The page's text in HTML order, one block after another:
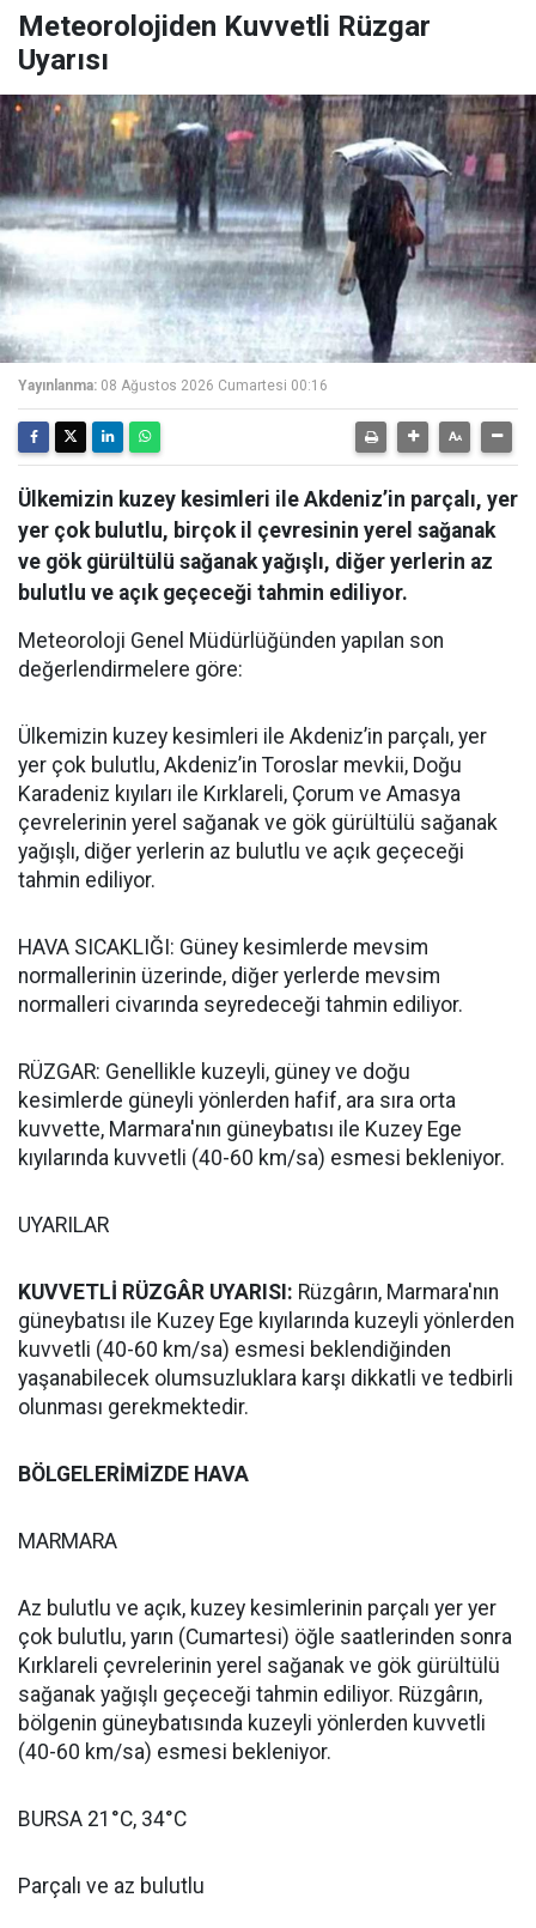
Meteorolojiden Kuvvetli Rüzgar
Uyarısı
Yayınlanma: 08 Ağustos 2026 Cumartesi 00:16
Ülkemizin kuzey kesimleri ile Akdeniz’in parçalı, yer
yer çok bulutlu, birçok il çevresinin yerel sağanak
ve gök gürültülü sağanak yağışlı, diğer yerlerin az
bulutlu ve açık geçeceği tahmin ediliyor.
Meteoroloji Genel Müdürlüğünden yapılan son
değerlendirmelere göre:
Ülkemizin kuzey kesimleri ile Akdeniz’in parçalı, yer
yer çok bulutlu, Akdeniz’in Toroslar mevkii, Doğu
Karadeniz kıyıları ile Kırklareli, Çorum ve Amasya
çevrelerinin yerel sağanak ve gök gürültülü sağanak
yağışlı, diğer yerlerin az bulutlu ve açık geçeceği
tahmin ediliyor.
HAVA SICAKLIĞI: Güney kesimlerde mevsim
normallerinin üzerinde, diğer yerlerde mevsim
normalleri civarında seyredeceği tahmin ediliyor.
RÜZGAR: Genellikle kuzeyli, güney ve doğu
kesimlerde güneyli yönlerden hafif, ara sıra orta
kuvvette, Marmara'nın güneybatısı ile Kuzey Ege
kıyılarında kuvvetli (40-60 km/sa) esmesi bekleniyor.
UYARILAR
KUVVETLİ RÜZGÂR UYARISI: Rüzgârın, Marmara'nın
güneybatısı ile Kuzey Ege kıyılarında kuzeyli yönlerden
kuvvetli (40-60 km/sa) esmesi beklendiğinden
yaşanabilecek olumsuzluklara karşı dikkatli ve tedbirli
olunması gerekmektedir.
BÖLGELERİMİZDE HAVA
MARMARA
Az bulutlu ve açık, kuzey kesimlerinin parçalı yer yer
çok bulutlu, yarın (Cumartesi) öğle saatlerinden sonra
Kırklareli çevrelerinin yerel sağanak ve gök gürültülü
sağanak yağışlı geçeceği tahmin ediliyor. Rüzgârın,
bölgenin güneybatısında kuzeyli yönlerden kuvvetli
(40-60 km/sa) esmesi bekleniyor.
BURSA 21°C, 34°C
Parçalı ve az bulutlu